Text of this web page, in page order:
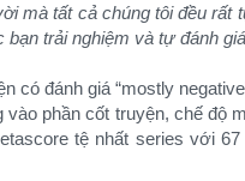
mà tất cả chúng tôi đều rất
trải nghiệm và tự đánh
có đánh giá “mostly
phần cốt truyện, chế độ
tệ nhất series với